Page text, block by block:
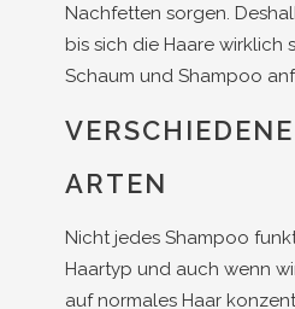
Nachfetten sorgen.
bis sich die Haare wirklich
Schaum und Shampoo
ARTEN
Nicht jedes Shampoo
Haartyp und auch wenn
auf normales Haar